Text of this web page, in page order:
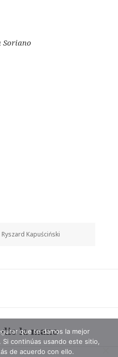
Soriano
Etiquetas
Ryszard Kapuściński
la mano
que te damos la mejor
continúas usando este sitio,
de acuerdo con ello.